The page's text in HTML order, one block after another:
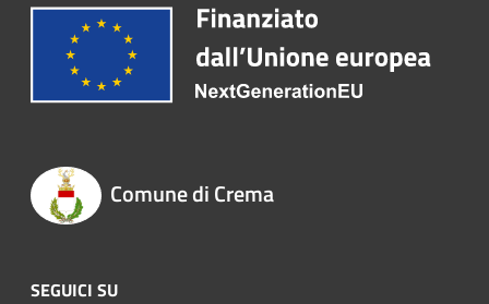
Comune di Crema
SEGUICI SU